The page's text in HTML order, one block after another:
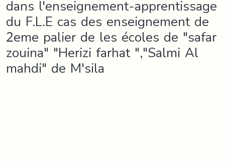
dans l'enseignement-apprentissage
du F.L.E cas des enseignement de
2eme palier de les écoles de "safar
zouina" "Herizi farhat ","Salmi Al
mahdi" de M'sila